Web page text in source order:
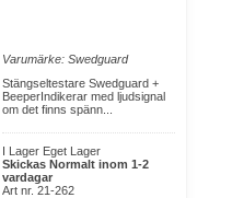
Varumärke: Swedguard
Stängseltestare Swedguard +
BeeperIndikerar med ljudsignal
om det finns spänn...
I Lager Eget Lager
Skickas Normalt inom 1-2
vardagar
Art nr. 21-262